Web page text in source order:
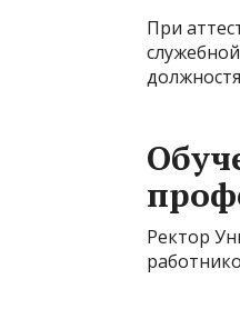
При
Ректор